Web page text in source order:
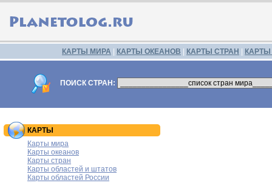
КАРТЫ МИРА КАРТЫ ОКЕАНОВ КАРТЫ СТРАН
ПОИСК СТРАН:
КАРТЫ
Карты мира
Карты океанов
Карты стран
Карты областей и штатов
Карты областей России